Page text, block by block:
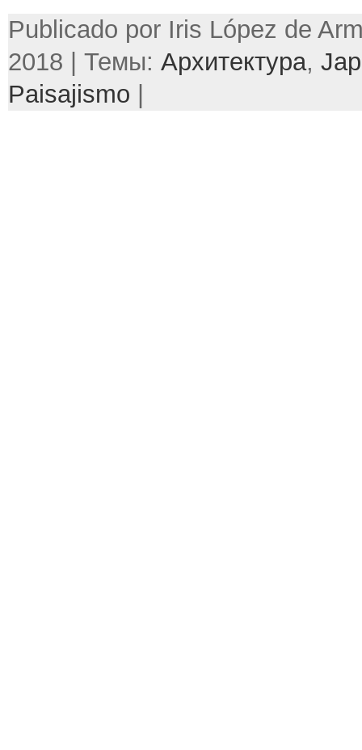
Publicado por Iris López de
2018 | Темы: Архитектура,
Paisajismo